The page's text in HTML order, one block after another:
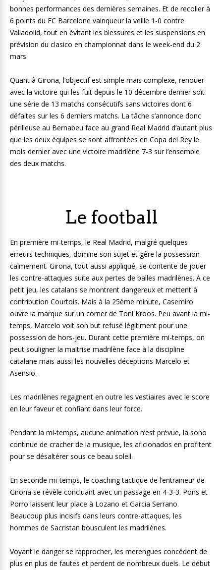
bonnes performances des dernières semaines. Et de recoller à
6 points du FC Barcelone vainqueur la veille 1-0 contre
Valladolid, tout en évitant les blessures et les suspensions en
prévision du clasico en championnat dans le week-end du 2
mars.
Quant à Girona, l’objectif est simple mais complexe, renouer
avec la victoire qui les fuit depuis le 10 décembre dernier soit
une série de 13 matchs consécutifs sans victoires dont 6
défaites sur les 6 derniers matchs. La tâche s’annonce donc
périlleuse au Bernabeu face au grand Real Madrid d’autant plus
que les deux équipes se sont affrontées en Copa del Rey le
mois dernier avec une victoire madrilène 7-3 sur l’ensemble
des deux matchs.
Le football
En première mi-temps, le Real Madrid, malgré quelques
erreurs techniques, domine son sujet et gère la possession
calmement. Girona, tout aussi appliqué, se contente de jouer
les contre-attaques suite aux pertes de balles madrilènes. A ce
petit jeu, les catalans se montrent dangereux et mettent à
contribution Courtois. Mais à la 25ème minute, Casemiro
ouvre la marque sur un corner de Toni Kroos. Peu avant la mi-
temps, Marcelo voit son but refusé légitiment pour une
possession de hors-jeu. Durant cette première mi-temps, on
peut souligner la maitrise madrilène face à la discipline
catalane mais aussi les nouvelles déceptions Marcelo et
Asensio.
Les madrilènes regagnent en outre les vestiaires avec le score
en leur faveur et confiant dans leur force.
Pendant la mi-temps, aucune animation n’est prévue, la sono
continue de cracher de la musique, les aficionados en profitent
pour se désaltérer sous ce beau soleil.
En seconde mi-temps, le coaching tactique de l’entraineur de
Girona se révèle concluant avec un passage en 4-3-3. Pons et
Porro laissent leur place à Lozano et Garcia Serrano.
Beaucoup plus incisifs dans leurs contre-attaques, les
hommes de Sacristan bousculent les madrilènes.
Voyant le danger se rapprocher, les merengues concèdent de
plus en plus de fautes et perdent de nombreux duels. Le début